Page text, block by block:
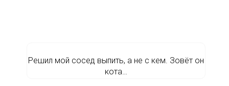
Решил мой сосед выпить, а не с кем. Зовёт он
кота…